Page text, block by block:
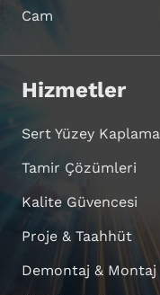
Cam
Hizmetler
Sert Yüzey
Tamir Çözümleri
Kalite Güvencesi
Proje & Taahhüt
Demontaj & Montaj